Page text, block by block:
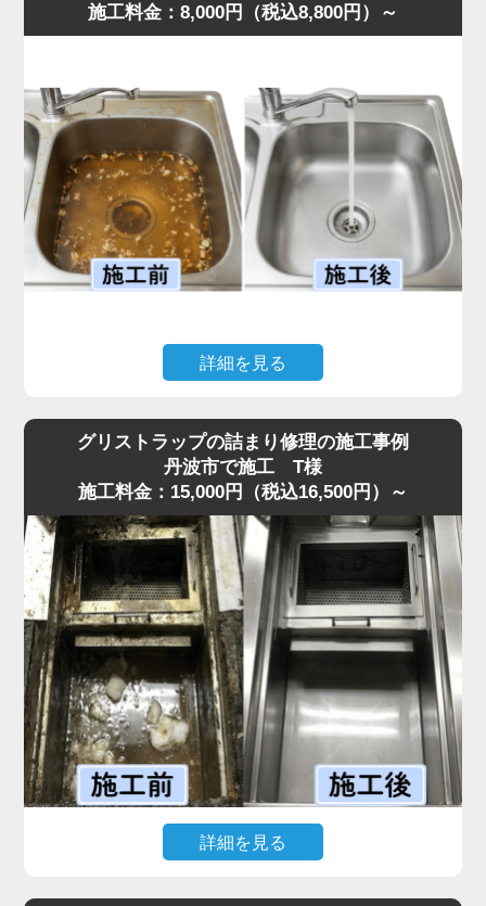
施工料金：8,000円（税込8,800円）～
詳細を見る
ことで排水がまったく流れなくなり、シンクに汚水が逆流
してくる状態でした。
現場を確認すると、排水管内に油脂が厚い層となって固着
しており、S字トラップの内部がほぼ完全に塞がっていま
した。
プロの点検では、排水溝に流した油が冷えて固まり、長期
間蓄積された食材カスが原因と判明しました。
まずS字トラップと蛇腹ホースを分解し、内部の固着物を
丁寧に除去しました。
その後、流路を確保するため専用薬剤で内部を洗浄しまし
た。作業は30分ほどで完了し、排水もスムーズに回復する
ことができました。
「最短即日で来てもらえて助かった」と喜んでいただけま
した。
なく安心してご依頼いただけます。
グリストラップの詰まり修理の施工事例
丹波市で施工 T様
施工料金：15,000円（税込16,500円）～
詳細を見る